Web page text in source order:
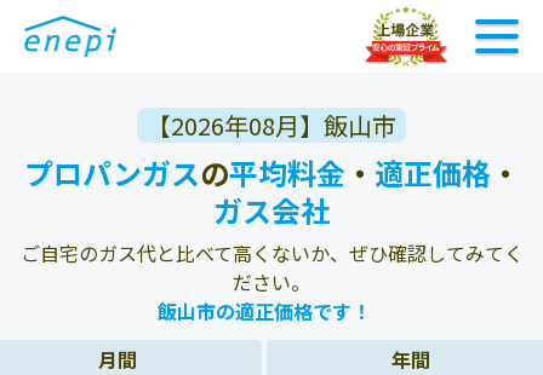
【2026年08月】飯山市
プロパンガスの平均料金 ・ 適正価格 ・
ガス会社
ご自宅のガス代と比べて高くないか、ぜひ確認してみてく
ださい。
飯山市の適正価格です！
月間
年間